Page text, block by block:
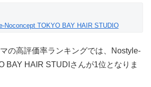
TOKYO BAY HAIR STUDIO
の高評価率ランキングでは、Nostyle‐
BAY HAIR STUDIさんが1位となりま